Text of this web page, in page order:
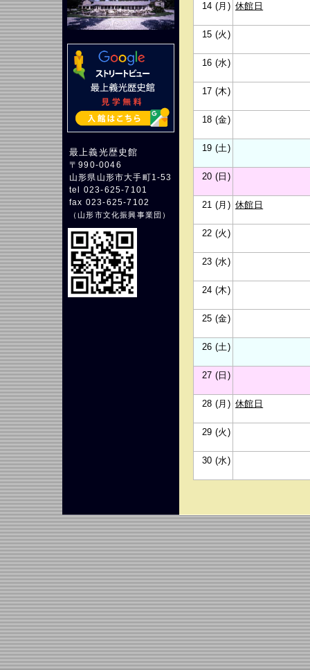
最上義光歴史館
〒990-0046
山形県山形市大手町1-53
tel 023-625-7101
fax 023-625-7102
（山形市文化振興事業団 ）
14 (月) 休館日
15 (火)
16 (水)
17 (木)
18 (金)
19 (土)
20 (日)
21 (月) 休館日
22 (火)
23 (水)
24 (木)
25 (金)
26 (土)
27 (日)
28 (月) 休館日
29 (火)
30 (水)